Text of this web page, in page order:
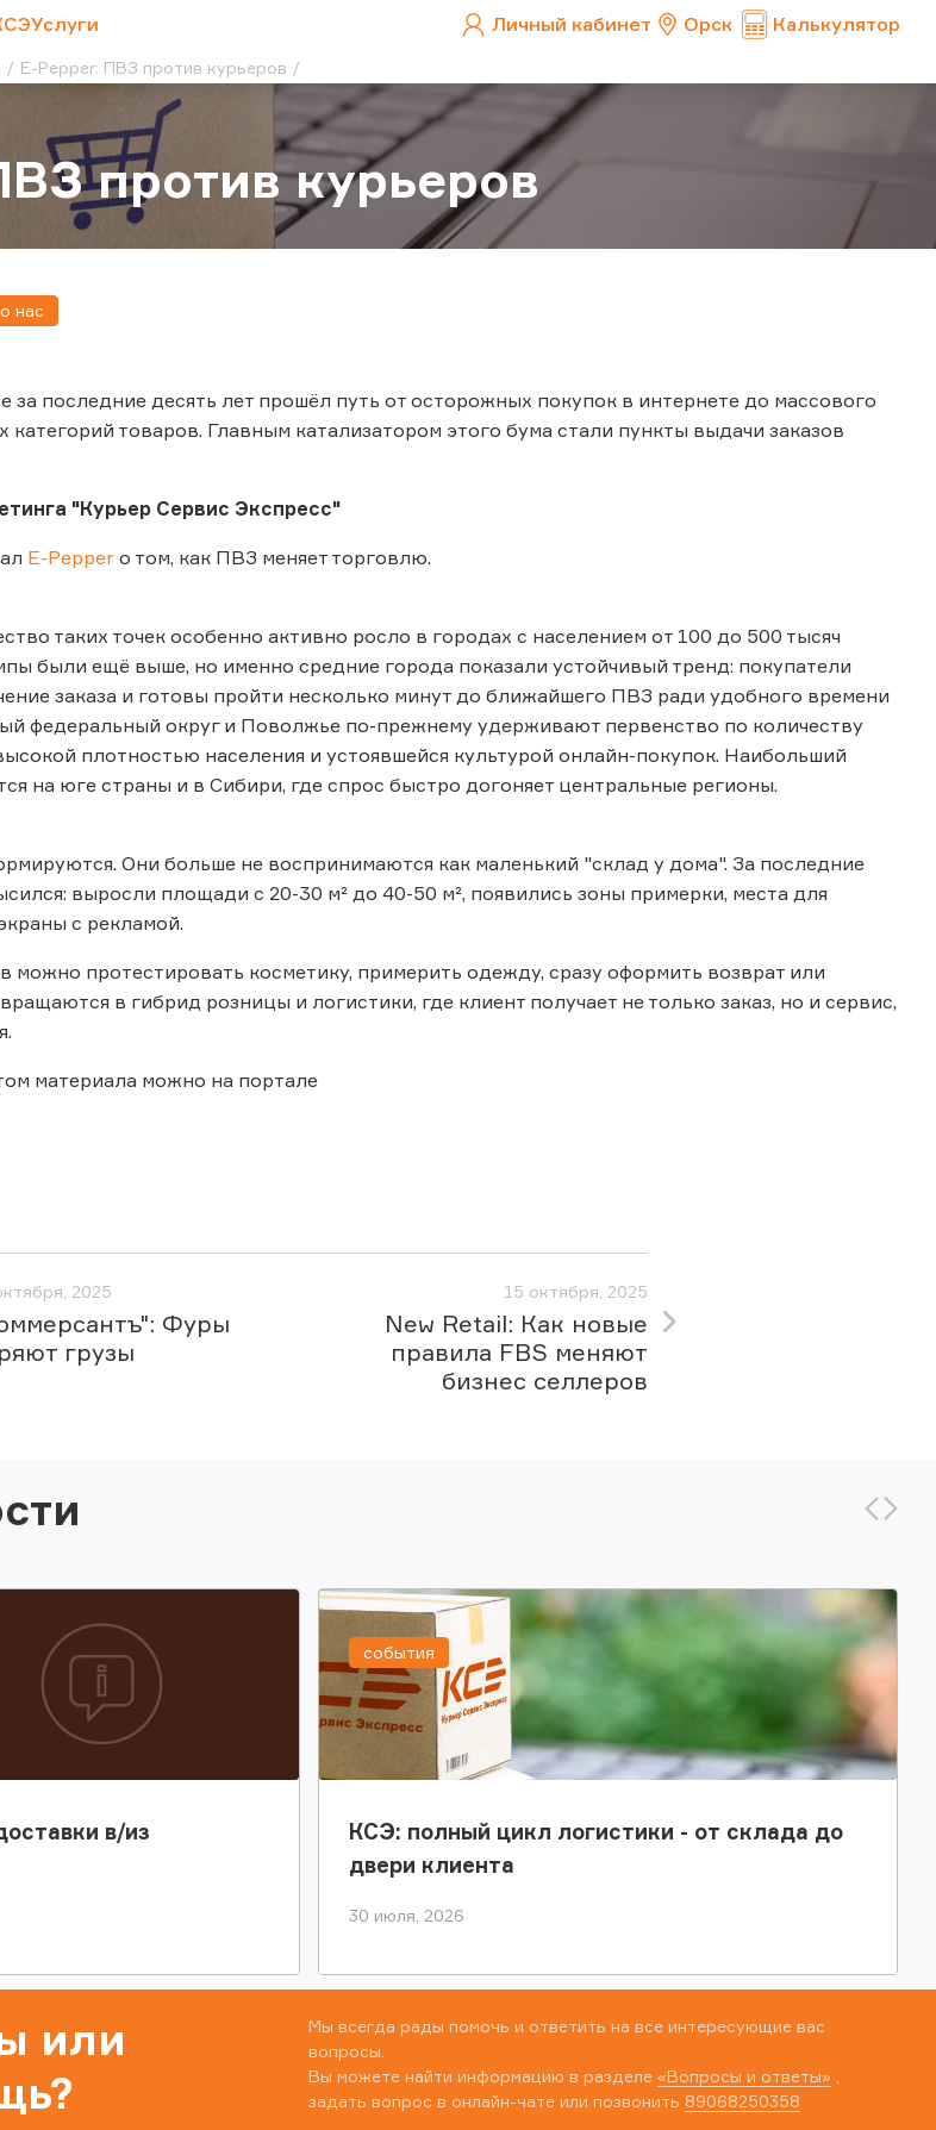
Услуги Личный кабинет Орск Калькулятор
E-Pepper: ПВЗ против курьеров
против курьеров
нас
за последние десять лет прошёл путь от осторожных покупок в интернете до массового
категорий товаров. Главным катализатором этого бума стали пункты выдачи заказов
"Курьер Сервис Экспресс"
E-Pepper о том, как ПВЗ меняет торговлю.
таких точек особенно активно росло в городах с населением от 100 до 500 тысяч
были ещё выше, но именно средние города показали устойчивый тренд: покупатели
заказа и готовы пройти несколько минут до ближайшего ПВЗ ради удобного времени
федеральный округ и Поволжье по-прежнему удерживают первенство по количеству
плотностью населения и устоявшейся культурой онлайн-покупок. Наибольший
на юге страны и в Сибири, где спрос быстро догоняет центральные регионы.
Они больше не воспринимаются как маленький "склад у дома". За последние
выросли площади с 20-30 м² до 40-50 м², появились зоны примерки, места для
с рекламой.
протестировать косметику, примерить одежду, сразу оформить возврат или
в гибрид розницы и логистики, где клиент получает не только заказ, но и сервис,
материала можно на портале
2025
Фуры
грузы
15 октября, 2025
New Retail: Как новые
правила FBS меняют
бизнес селлеров
в/из
КСЭ: полный цикл логистики - от склада до
двери клиента
30 июля, 2026
события
или
Мы всегда рады помочь и ответить на все интересующие вас
вопросы.
Вы можете найти информацию в разделе «Вопросы и ответы»
задать вопрос в онлайн-чате или позвонить 89068250358